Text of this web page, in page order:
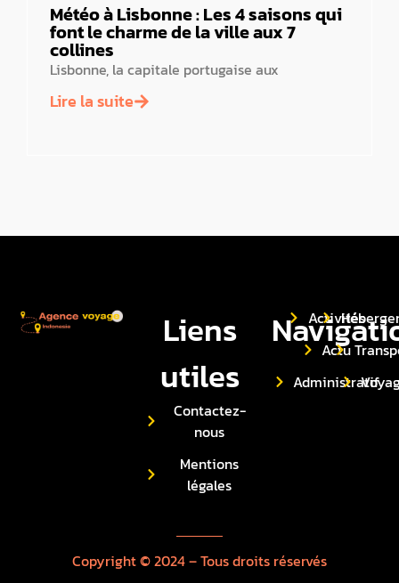
Météo à Lisbonne : Les 4 saisons qui
font le charme de la ville aux 7
collines
Lisbonne, la capitale portugaise aux
Lire la suite
Liens
utiles
Contactez-
nous
Mentions
légales
Activités
Actu
Administratif
Copyright © 2024 – Tous droits réservés